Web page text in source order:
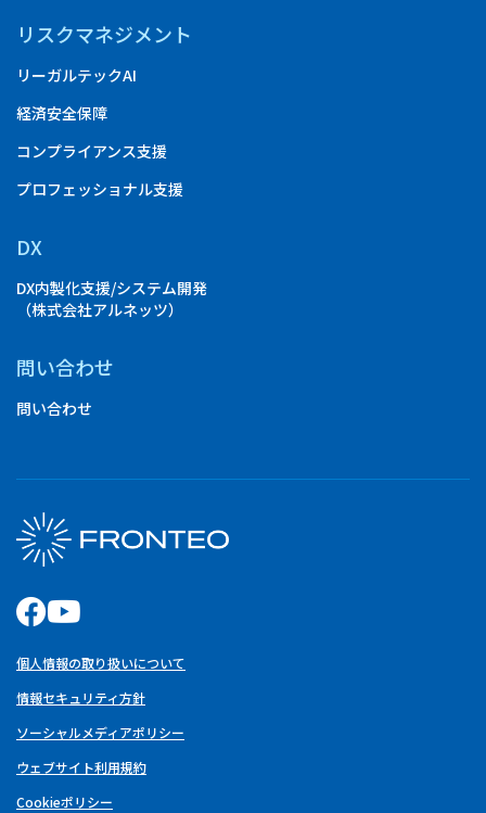
リスクマネジメント
リーガルテックAI
経済安全保障
コンプライアンス支援
プロフェッショナル支援
DX
DX内製化支援/システム開発
（株式会社アルネッツ）
問い合わせ
問い合わせ
個人情報の取り扱いについて
情報セキュリティ方針
ソーシャルメディアポリシー
ウェブサイト利用規約
Cookieポリシー